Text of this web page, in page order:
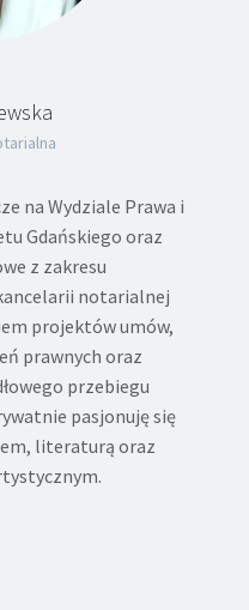
na Wydziale Prawa i
Gdańskiego oraz
z zakresu
notarialnej
projektów umów,
prawnych oraz
przebiegu
pasjonuję się
literaturą oraz